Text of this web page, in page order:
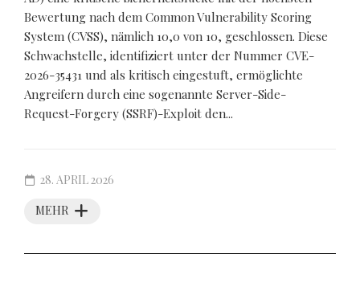
Bewertung nach dem Common Vulnerability Scoring
System (CVSS), nämlich 10,0 von 10, geschlossen. Diese
Schwachstelle, identifiziert unter der Nummer CVE-
2026-35431 und als kritisch eingestuft, ermöglichte
Angreifern durch eine sogenannte Server-Side-
Request-Forgery (SSRF)-Exploit den...
MEHR
28. APRIL 2026